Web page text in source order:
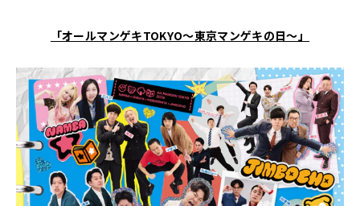
「オールマンゲキTOKYO～東京マンゲキの日～」